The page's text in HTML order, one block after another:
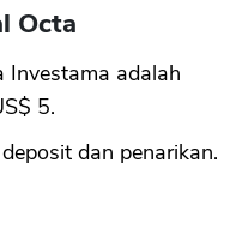
Octa
Investama adalah
5.
dan penarikan.